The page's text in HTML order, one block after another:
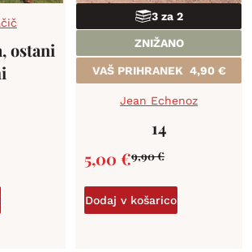
ostani
3 za 2
ZNIŽANO
VAŠ PRIHRANEK 4,90 €
Jean Echenoz
14
9,90€
5,00 €
Dodaj v košarico